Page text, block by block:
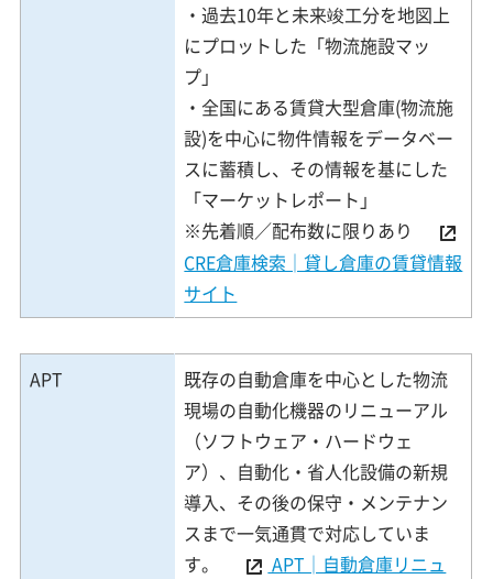
・過去10年と未来竣工分を地図上
にプロットした「物流施設マッ
プ」
・全国にある賃貸大型倉庫(物流施
設)を中心に物件情報をデータベー
スに蓄積し、その情報を基にした
「マーケットレポート」
※先着順／配布数に限りあり
CRE倉庫検索│貸し倉庫の賃貸情報
サイト
APT
既存の自動倉庫を中心とした物流
現場の自動化機器のリニューアル
（ソフトウェア・ハードウェ
ア）、自動化・省人化設備の新規
導入、その後の保守・メンテナン
スまで一気通貫で対応していま
す。
APT│自動倉庫リニュ